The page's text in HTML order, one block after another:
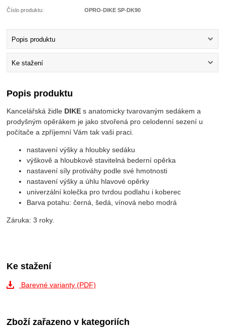
Číslo produktu: OPRO-DIKE SP-DK90
Popis produktu
Ke stažení
Popis produktu
Kancelářská židle DIKEs anatomicky tvarovaným sedákem a
prodyšným opěrákem je jako stvořená pro celodenní sezení u
počítače a zpříjemní Vám tak vaši praci.
nastavení výšky a hloubky sedáku
výškově a hloubkově stavitelná bederní opěrka
nastavení síly protiváhy podle své hmotnosti
nastavení výšky a úhlu hlavové opěrky
univerzální kolečka pro tvrdou podlahu i koberec
Barva potahu: černá, šedá, vínová nebo modrá
Záruka: 3 roky.
Ke stažení
Barevné varianty (PDF)
Zboží zařazeno v kategoriích